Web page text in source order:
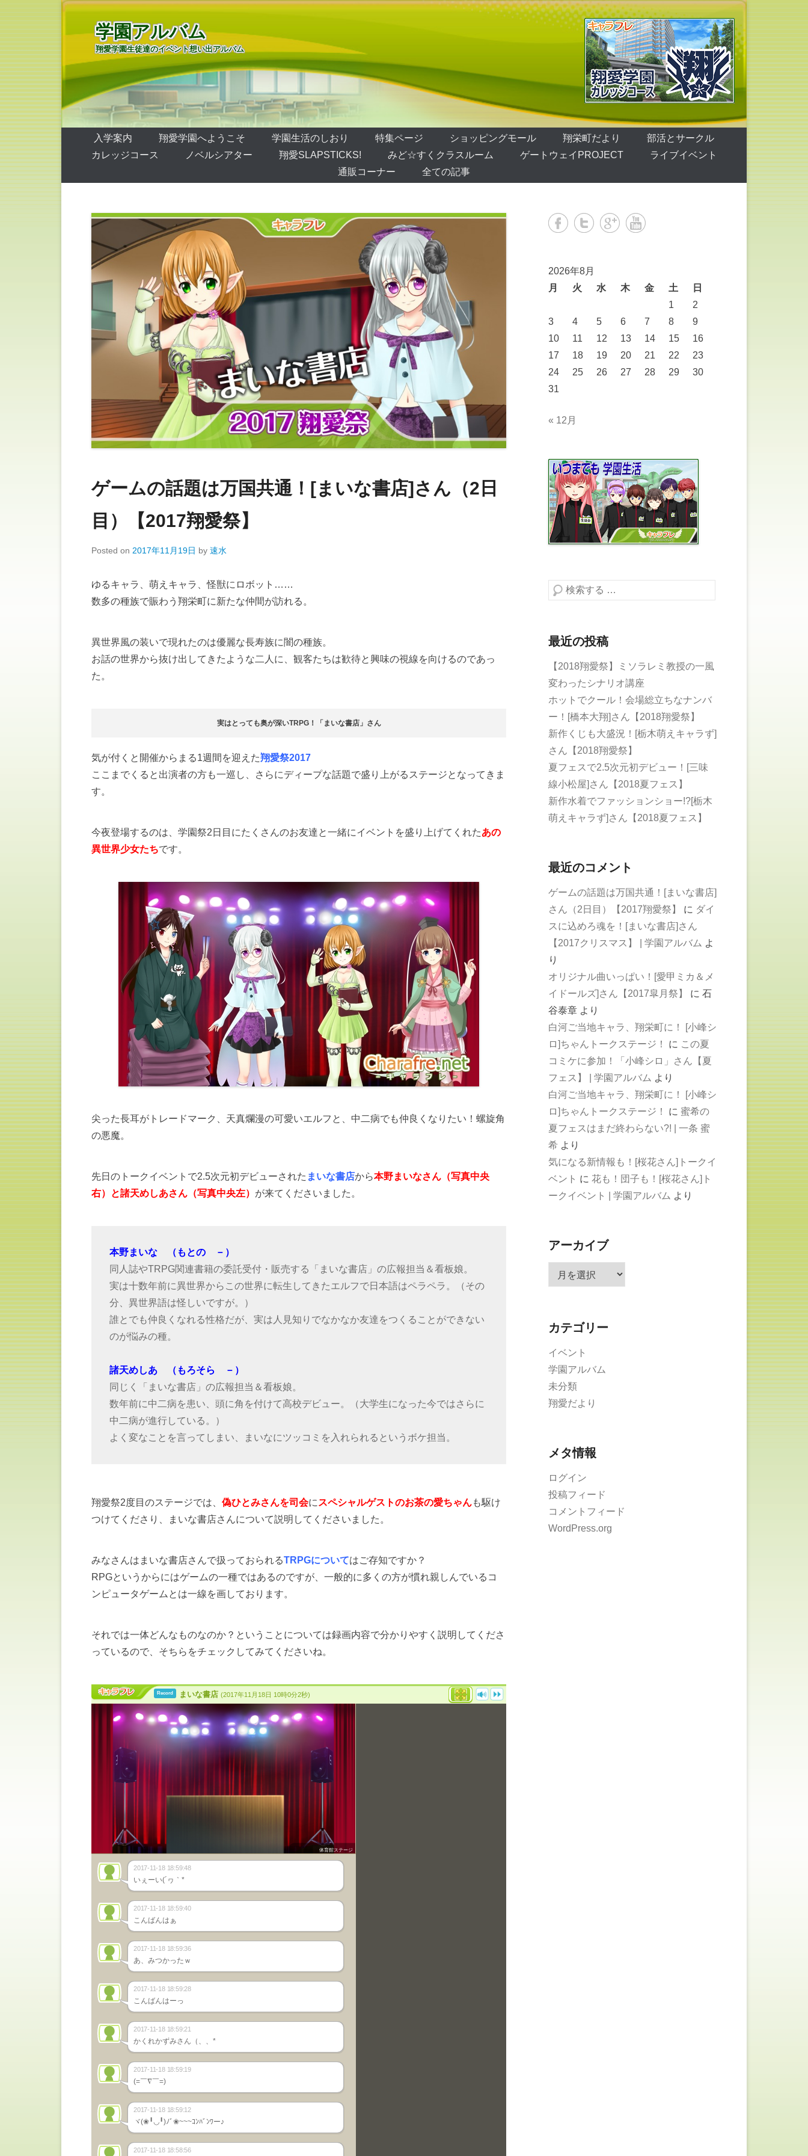
学園アルバム
翔愛学園生徒達のイベント想い出アルバム
第1メニュー
コンテンツへ移動
入学案内 翔愛学園へようこそ 学園生活のしおり 特集ページ ショッピングモール 翔栄町だより
部活とサークル
カレッジコース
ノベルシアター 翔愛SLAPSTICKS! みど☆すくクラスルーム ゲートウェイPROJECT
ライブイベント
通販コーナー
全ての記事
ゲームの話題は万国共通！[まいな書店]さん（2日
目）【2017翔愛祭】
Posted on 2017年11月19日 by 速水
ゆるキャラ、萌えキャラ、怪獣にロボット……
数多の種族で賑わう翔栄町に新たな仲間が訪れる。
異世界風の装いで現れたのは優麗な長寿族に闇の種族。
お話の世界から抜け出してきたような二人に、観客たちは歓待と興味の視線を向けるのであっ
た。
実はとっても奥が深いTRPG！「まいな書店」さん
気が付くと開催からまる1週間を迎えた翔愛祭2017
ここまでくると出演者の方も一巡し、さらにディープな話題で盛り上がるステージとなってきま
す。
今夜登場するのは、学園祭2日目にたくさんのお友達と一緒にイベントを盛り上げてくれたあの
異世界少女たちです。
尖った長耳がトレードマーク、天真爛漫の可愛いエルフと、中二病でも仲良くなりたい！螺旋角
の悪魔。
先日のトークイベントで2.5次元初デビューされた まいな書店から本野まいなさん（写真中央
右）と諸天めしあさん（写真中央左） が来てくださいました。
本野まいな （もとの －）
同人誌やTRPG関連書籍の委託受付・販売する「まいな書店」の広報担当＆看板娘。
実は十数年前に異世界からこの世界に転生してきたエルフで日本語はペラペラ。（その
分、異世界語は怪しいですが。）
誰とでも仲良くなれる性格だが、実は人見知りでなかなか友達をつくることができない
のが悩みの種。
諸天めしあ （もろそら －）
同じく「まいな書店」の広報担当＆看板娘。
数年前に中二病を患い、頭に角を付けて高校デビュー。（大学生になった今ではさらに
中二病が進行している。）
よく変なことを言ってしまい、まいなにツッコミを入れられるというボケ担当。
翔愛祭2度目のステージでは、 偽ひとみさんを司会に スペシャルゲストのお茶の愛ちゃんも駆け
つけてくださり、まいな書店さんについて説明してくださいました。
みなさんはまいな書店さんで扱っておられるTRPGについてはご存知ですか？
RPGというからにはゲームの一種ではあるのですが、一般的に多くの方が慣れ親しんでいるコ
ンピュータゲームとは一線を画しております。
それでは一体どんなものなのか？ということについては録画内容で分かりやすく説明してくださ
っているので、そちらをチェックしてみてくださいね。
2026年8月
月
火 水 木 金 土
日
1
2
3
4 5 6 7 8
9
10
11 12 13 14 15
16
17
18 19 20 21 22
23
24
25 26 27 28 29
30
31
« 12月
検索する
最近の投稿
【2018翔愛祭】ミソラレミ教授の一風
変わったシナリオ講座
ホットでクール！会場総立ちなナンバ
ー！[橋本大翔]さん【2018翔愛祭】
新作くじも大盛況！[栃木萌えキャラず]
さん【2018翔愛祭】
夏フェスで2.5次元初デビュー！[三味
線小松屋]さん【2018夏フェス】
新作水着でファッションショー!?[栃木
萌えキャラず]さん【2018夏フェス】
最近のコメント
ゲームの話題は万国共通！[まいな書店]
さん（2日目）【2017翔愛祭】
に ダイ
スに込めろ魂を！[まいな書店]さん
【2017クリスマス】 | 学園アルバム よ
り
オリジナル曲いっぱい！[愛甲ミカ＆メ
イドールズ]さん【2017皐月祭】
に 石
谷泰章 より
白河ご当地キャラ、翔栄町に！ [小峰シ
ロ]ちゃんトークステージ！
に この夏
コミケに参加！「小峰シロ」さん【夏
フェス】 | 学園アルバム より
白河ご当地キャラ、翔栄町に！ [小峰シ
ロ]ちゃんトークステージ！
に 蜜希の
夏フェスはまだ終わらない?! | 一条 蜜
希 より
気になる新情報も！[桜花さん]トークイ
ベント に 花も！団子も！[桜花さん]ト
ークイベント | 学園アルバム より
アーカイブ
ー
カテゴリー
イベント
学園アルバム
未分類
翔愛だより
メタ情報
ログイン
投稿フィード
コメントフィード
WordPress.org